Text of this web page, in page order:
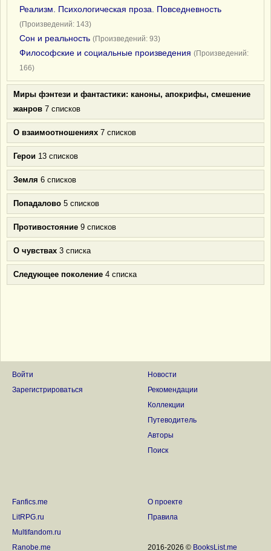
Реализм. Психологическая проза. Повседневность
(Произведений: 143)
Сон и реальность (Произведений: 93)
Философские и социальные произведения (Произведений:
166)
Миры фэнтези и фантастики: каноны, апокрифы, смешение
жанров 7 списков
О взаимоотношениях 7 списков
Герои 13 списков
Земля 6 списков
Попадалово 5 списков
Противостояние 9 списков
О чувствах 3 списка
Следующее поколение 4 списка
Войти
Зарегистрироваться
Новости
Рекомендации
Коллекции
Путеводитель
Авторы
Поиск
Fanfics.me
LitRPG.ru
Multifandom.ru
Ranobe.me
О проекте
Правила
2016-2026 © BooksList.me